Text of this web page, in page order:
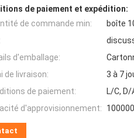
de paiement et expédition:
de commande min:
boîte
d'emballage:
de livraison:
3 à 7
de paiement:
L/C,
d'approvisionnement: